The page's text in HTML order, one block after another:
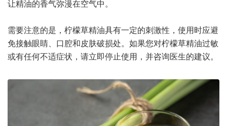
让精油的香气弥漫在空气中。
需要注意的是，柠檬草精油具有一定的刺激性，使用时应避
免接触眼睛、口腔和皮肤破损处。如果您对柠檬草精油过敏
或有任何不适症状，请立即停止使用，并咨询医生的建议。